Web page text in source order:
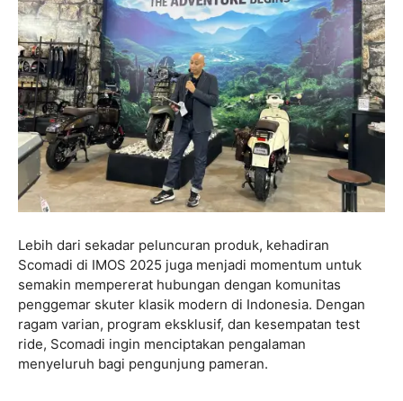
Lebih dari sekadar peluncuran produk, kehadiran
Scomadi di IMOS 2025 juga menjadi momentum untuk
semakin mempererat hubungan dengan komunitas
penggemar skuter klasik modern di Indonesia. Dengan
ragam varian, program eksklusif, dan kesempatan test
ride, Scomadi ingin menciptakan pengalaman
menyeluruh bagi pengunjung pameran.